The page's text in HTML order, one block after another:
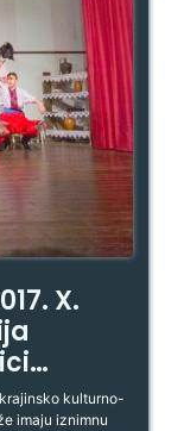
X.
kulturno-
imaju iznimnu